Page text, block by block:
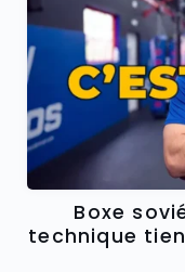
Boxe
technique